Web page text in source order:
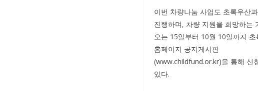
이번 차량나눔 사업도 초록우산
진행하며, 차량 지원을 희망하는
오는 15일부터 10월 10일까지 초
홈페이지 공지게시판
(www.childfund.or.kr)을 통해 신
있다.